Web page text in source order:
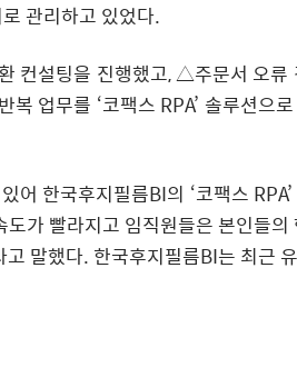
관리하고 있었다.
컨설팅을 진행했고, △주문서 오류
업무를 ‘코팩스 RPA’ 솔루션으
한국후지필름BI의 ‘코팩스
가 빨라지고 임직원들은 본인들의
말했다. 한국후지필름BI는 최근